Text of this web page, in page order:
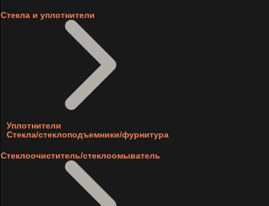
Стекла и уплотнители
Уплотнители
Стекла/стеклоподъемники/фурнитура
Стеклоочиститель/стеклоомыватель